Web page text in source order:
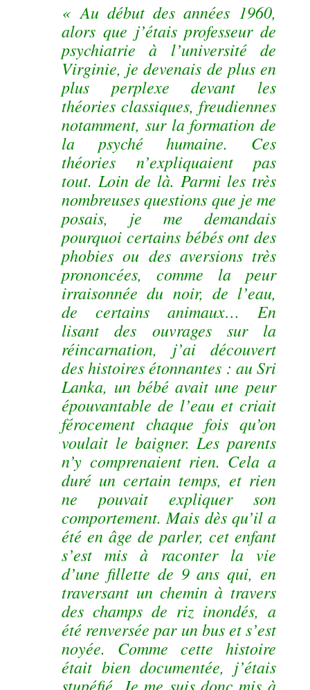
« Au début des années 1960,
alors que j’étais professeur de
psychiatrie à l’université de
Virginie, je devenais de plus en
plus perplexe devant les
théories classiques, freudiennes
notamment, sur la formation de
la psyché humaine. Ces
théories n’expliquaient pas
tout. Loin de là. Parmi les très
nombreuses questions que je me
posais, je me demandais
pourquoi certains bébés ont des
phobies ou des aversions très
prononcées, comme la peur
irraisonnée du noir, de l’eau,
de certains animaux… En
lisant des ouvrages sur la
réincarnation, j’ai découvert
des histoires étonnantes : au Sri
Lanka, un bébé avait une peur
épouvantable de l’eau et criait
férocement chaque fois qu’on
voulait le baigner. Les parents
n’y comprenaient rien. Cela a
duré un certain temps, et rien
ne pouvait expliquer son
comportement. Mais dès qu’il a
été en âge de parler, cet enfant
s’est mis à raconter la vie
d’une fillette de 9 ans qui, en
traversant un chemin à travers
des champs de riz inondés, a
été renversée par un bus et s’est
noyée. Comme cette histoire
était bien documentée, j’étais
stupéfié. Je me suis donc mis à